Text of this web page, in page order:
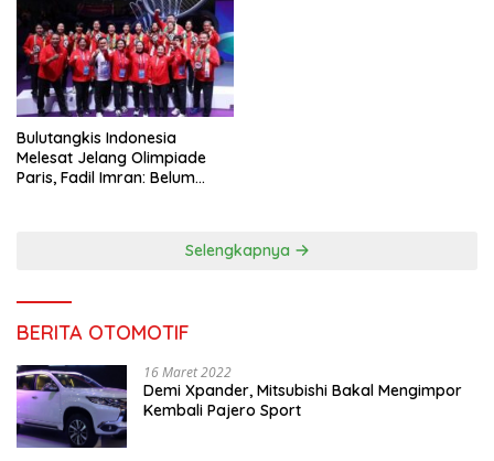
Bulutangkis Indonesia
Melesat Jelang Olimpiade
Paris, Fadil Imran: Belum
Selengkapnya
BERITA OTOMOTIF
16 Maret 2022
Demi Xpander, Mitsubishi Bakal Mengimpor
Kembali Pajero Sport